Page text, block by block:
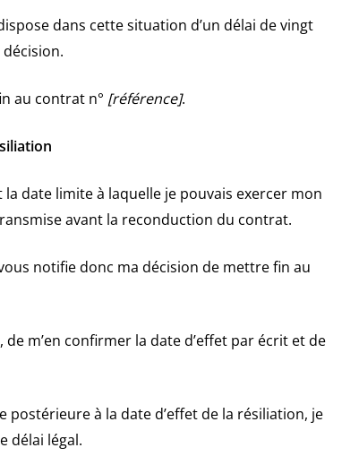
dans cette situation d’un délai de vingt
au contrat n° [référence].
la date limite à laquelle je pouvais exercer mon
avant la reconduction du contrat.
notifie donc ma décision de mettre fin au
m’en confirmer la date d’effet par écrit et de
à la date d’effet de la résiliation, je
délai légal.